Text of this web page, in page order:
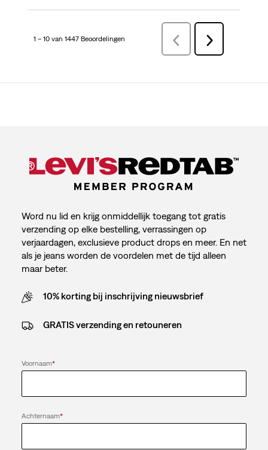
1 – 10 van 1447 Beoordelingen VorigeBeoordelingen
Volgende
Beoordelingen
Word nu lid en krijg onmiddellijk toegang tot gratis
verzending op elke bestelling, verrassingen op
verjaardagen, exclusieve product drops en meer. En net
als je jeans worden de voordelen met de tijd alleen
maar beter.
10% korting bij inschrijving nieuwsbrief
GRATIS verzending en retouneren
Voornaam*
Achternaam*